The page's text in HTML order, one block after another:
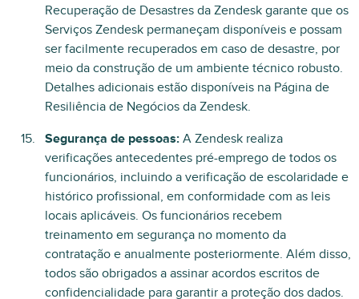
Recuperação de Desastres da Zendesk garante que os
Serviços Zendesk permaneçam disponíveis e possam
ser facilmente recuperados em caso de desastre, por
meio da construção de um ambiente técnico robusto.
Detalhes adicionais estão disponíveis na Página de
Resiliência de Negócios da Zendesk.
Segurança de pessoas: A Zendesk realiza
verificações antecedentes pré-emprego de todos os
funcionários, incluindo a verificação de escolaridade e
histórico profissional, em conformidade com as leis
locais aplicáveis. Os funcionários recebem
treinamento em segurança no momento da
contratação e anualmente posteriormente. Além disso,
todos são obrigados a assinar acordos escritos de
confidencialidade para garantir a proteção dos dados.